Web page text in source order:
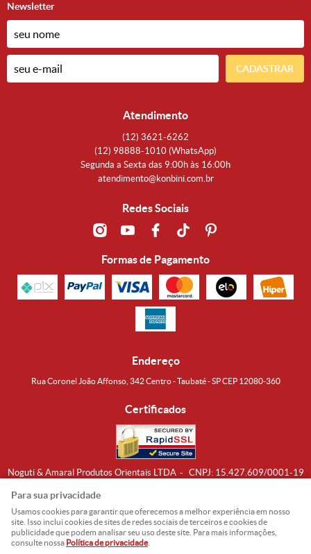
Newsletter
CADASTRAR
Atendimento
(12) 3621-6262
(12) 98888-1010 (WhatsApp)
Segunda a Sexta das 9:00h às 16:00h
atendimento@konbini.com.br
Redes Sociais
Formas de Pagamento
Endereço
Rua Coronel João Affonso, 342 Centro - Taubaté - SP CEP 12080-360
Certificados
Noguti & Amaral Produtos Orientais LTDA CNPJ: 15.427.609/0001-19
Para sua privacidade
Usamos cookies para garantir que oferecemos a melhor experiência em nosso
site. Isso inclui cookies de sites de redes sociais de terceiros e cookies de
publicidade que podem analisar seu uso deste site. Para mais informações,
consulte nossa Política de privacidade.